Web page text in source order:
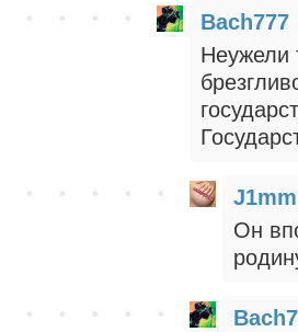
Bach777
Неужели
J1mm
Он